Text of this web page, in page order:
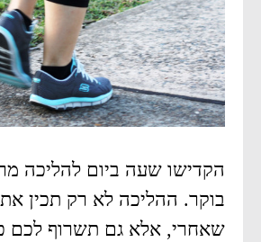
הקדישו שעה ביום להליכה
בוקר. ההליכה לא רק תכין
שאחרי, אלא גם תשרוף לכם